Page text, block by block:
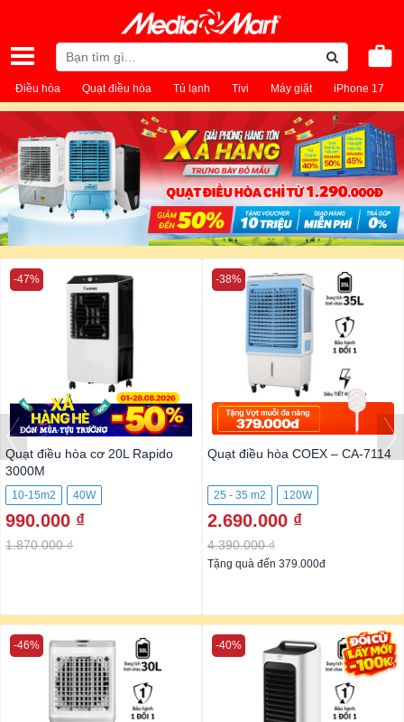
Điều hòa Quạt điều hòa Tủ lạnh Tivi Máy giặt iPhone 17
Quạt điều hòa cơ 20L Rapido
3000M
10-15m2 40W
990.000 ₫
1.870.000 ₫
-47%
Quạt điều hòa COEX – CA-7114
25 - 35 m2 120W
2.690.000 ₫
4.390.000 ₫
-38%
Tặng quà đến 379.000đ
-46% -40%